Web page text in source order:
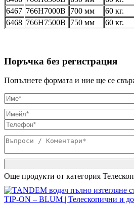
6467 766H7000B 700 мм 60 кг.
6468 766H7500B 750 мм 60 кг.
Поръчка без регистрация
Попълнете формата и ние ще се
Още продукти от категория